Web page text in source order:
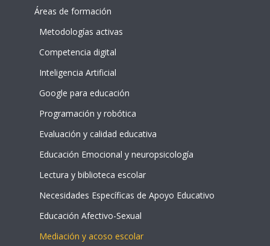
Áreas de formación
Metodologías activas
Competencia digital
Inteligencia Artificial
Google para educación
Programación y robótica
Evaluación y calidad educativa
Educación Emocional y neuropsicología
Lectura y biblioteca escolar
Necesidades Específicas de Apoyo Educativo
Educación Afectivo-Sexual
Mediación y acoso escolar